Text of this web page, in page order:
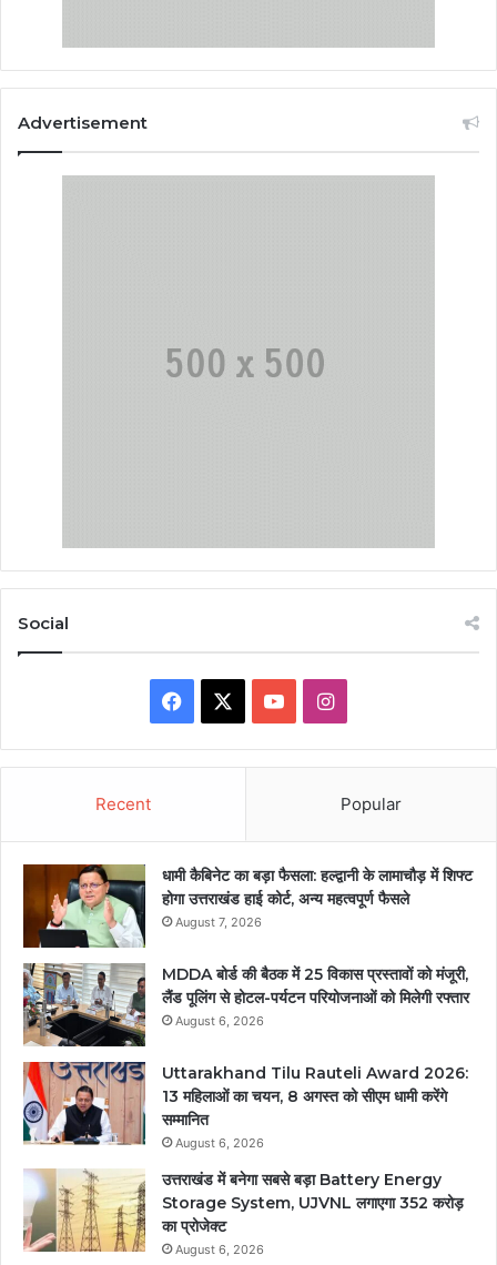
Advertisement
Social
Facebook YouTubeInstagram
Recent Popular
धामी कैबिनेट का बड़ा फैसला: हल्द्वानी के लामाचौड़ में शिफ्ट
होगा उत्तराखंड हाई कोर्ट, अन्य महत्वपूर्ण फैसले
August 7, 2026
MDDA बोर्ड की बैठक में 25 विकास प्रस्तावों को मंजूरी,
लैंड पूलिंग से होटल-पर्यटन परियोजनाओं को मिलेगी रफ्तार
August 6, 2026
Uttarakhand Tilu Rauteli Award 2026:
13 महिलाओं का चयन, 8 अगस्त को सीएम धामी करेंगे
सम्मानित
August 6, 2026
उत्तराखंड में बनेगा सबसे बड़ा Battery Energy
Storage System, UJVNL लगाएगा 352 करोड़
का प्रोजेक्ट
August 6, 2026